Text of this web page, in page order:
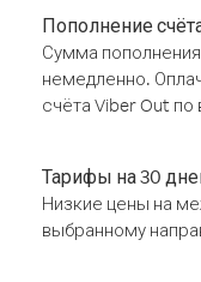
Пополнение
Сумма
немедленно.
счёта Viber Out
Тарифы на 30
Низкие цены на
выбранному